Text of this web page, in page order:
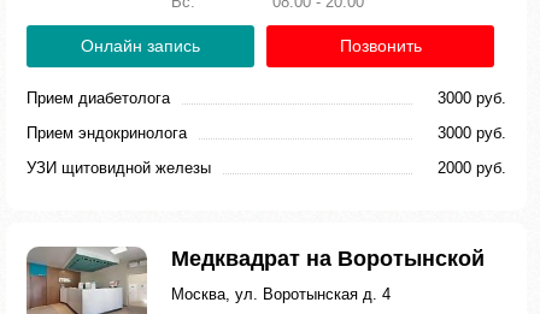
Онлайн запись Позвонить
Прием диабетолога
3000 руб.
Прием эндокринолога
3000 руб.
УЗИ щитовидной железы
2000 руб.
Медквадрат на Воротынской
Москва, ул. Воротынская д. 4